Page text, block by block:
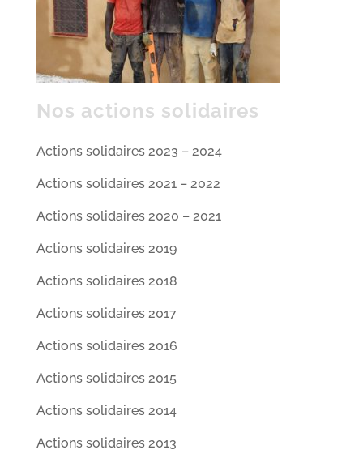
Nos actions solidaires
Actions solidaires 2023 – 2024
Actions solidaires 2021 – 2022
Actions solidaires 2020 – 2021
Actions solidaires 2019
Actions solidaires 2018
Actions solidaires 2017
Actions solidaires 2016
Actions solidaires 2015
Actions solidaires 2014
Actions solidaires 2013